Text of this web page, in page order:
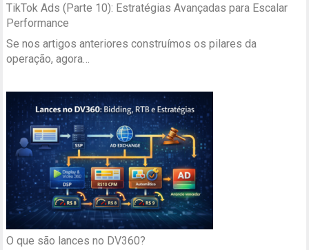
TikTok Ads (Parte 10): Estratégias Avançadas para Escalar
Performance
Se nos artigos anteriores construímos os pilares da
operação, agora…
O que são lances no DV360?